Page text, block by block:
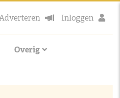
Inloggen
Overig